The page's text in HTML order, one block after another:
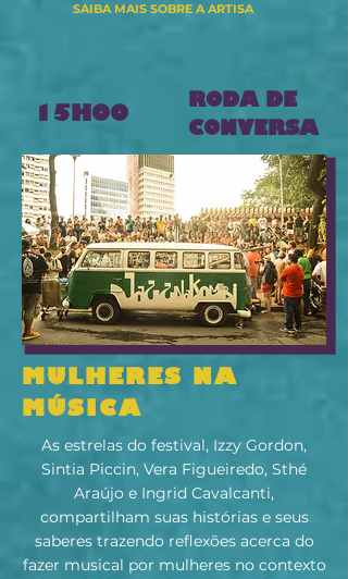
SAIBA MAIS SOBRE A ARTISA
15H00
RODA DE
CONVERSA
MULHERES NA
MÚSICA
As estrelas do festival, Izzy Gordon,
Sintia Piccin, Vera Figueiredo, Sthé
Araújo e Ingrid Cavalcanti,
compartilham suas histórias e seus
saberes trazendo reflexões acerca do
fazer musical por mulheres no contexto